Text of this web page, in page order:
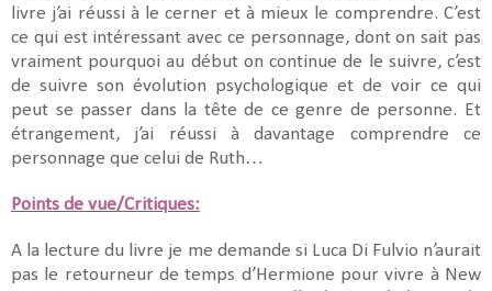
livre j’ai réussi à le cerner et à mieux le comprendre. C’est
ce qui est intéressant avec ce personnage, dont on sait pas
vraiment pourquoi au début on continue de le suivre, c’est
de suivre son évolution psychologique et de voir ce qui
peut se passer dans la tête de ce genre de personne. Et
étrangement, j’ai réussi à davantage comprendre ce
personnage que celui de Ruth…
Points de vue/Critiques:
A la lecture du livre je me demande si Luca Di Fulvio n’aurait
pas le retourneur de temps d’Hermione pour vivre à New